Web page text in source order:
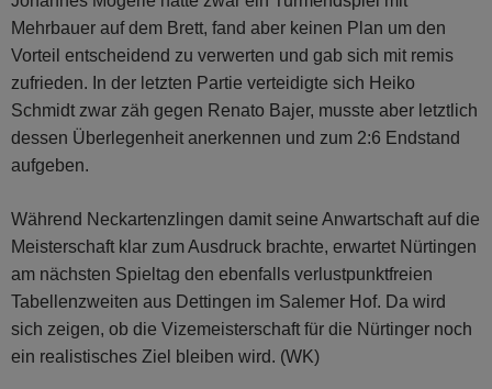
Mehrbauer auf dem Brett, fand aber keinen Plan um den
Vorteil entscheidend zu verwerten und gab sich mit remis
zufrieden. In der letzten Partie verteidigte sich Heiko
Schmidt zwar zäh gegen Renato Bajer, musste aber letztlich
dessen Überlegenheit anerkennen und zum 2:6 Endstand
aufgeben.
Während Neckartenzlingen damit seine Anwartschaft auf die
Meisterschaft klar zum Ausdruck brachte, erwartet Nürtingen
am nächsten Spieltag den ebenfalls verlustpunktfreien
Tabellenzweiten aus Dettingen im Salemer Hof. Da wird
sich zeigen, ob die Vizemeisterschaft für die Nürtinger noch
ein realistisches Ziel bleiben wird. (WK)